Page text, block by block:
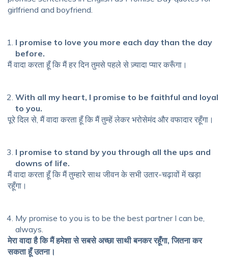
girlfriend and boyfriend.
I promise to love you more each day than the day
before.
मैं वादा करता हूँ कि मैं हर दिन तुमसे पहले से ज़्यादा प्यार करूँगा।
With all my heart, I promise to be faithful and loyal
to you.
पूरे दिल से, मैं वादा करता हूँ कि मैं तुम्हें लेकर भरोसेमंद और वफादार रहूँगा।
I promise to stand by you through all the ups and
downs of life.
मैं वादा करता हूँ कि मैं तुम्हारे साथ जीवन के सभी उतार-चढ़ावों में खड़ा
रहूँगा।
My promise to you is to be the best partner I can be,
always.
मेरा वादा है कि मैं हमेशा से सबसे अच्छा साथी बनकर रहूँगा, जितना कर
सकता हूँ उतना।